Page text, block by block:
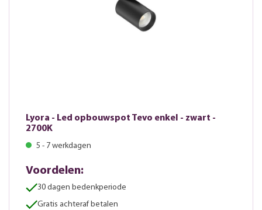
Lyora - Led opbouwspot Tevo enkel - zwart -
2700K
5 - 7 werkdagen
Voordelen:
30 dagen bedenkperiode
Gratis achteraf betalen